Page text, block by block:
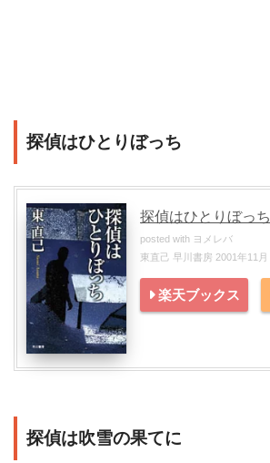
探偵はひとりぼっち
探偵はひとりぼっち
posted with ヨメレバ
東直己 早川書房 2001年11月
楽天ブックス
探偵は吹雪の果てに